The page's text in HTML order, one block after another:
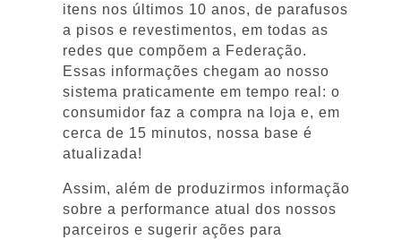
itens nos últimos 10 anos, de parafusos
a pisos e revestimentos, em todas as
redes que compõem a Federação.
Essas informações chegam ao nosso
sistema praticamente em tempo real: o
consumidor faz a compra na loja e, em
cerca de 15 minutos, nossa base é
atualizada!
Assim, além de produzirmos informação
sobre a performance atual dos nossos
parceiros e sugerir ações para